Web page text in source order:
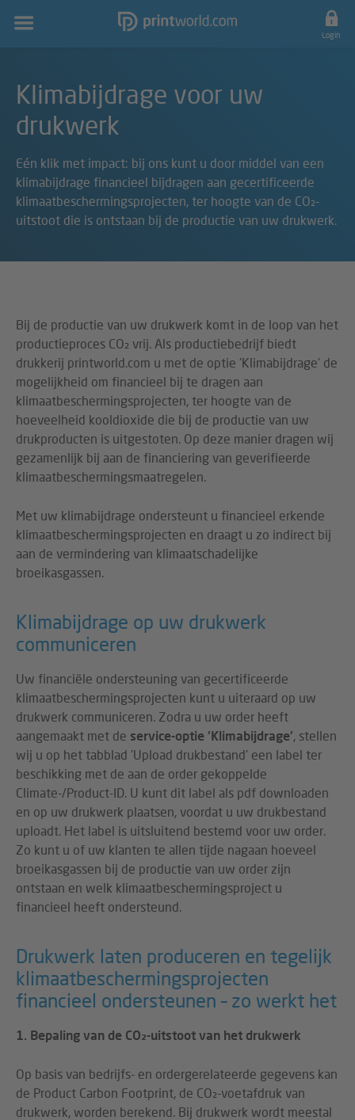
Hoofdnavigatie
Login
Klimabijdrage voor uw
drukwerk
Eén klik met impact: bij ons kunt u door middel van een
klimabijdrage financieel bijdragen aan gecertificeerde
klimaatbeschermingsprojecten, ter hoogte van de CO₂-
uitstoot die is ontstaan bij de productie van uw drukwerk.
Bij de productie van uw drukwerk komt in de loop van het
productieproces CO₂ vrij. Als productiebedrijf biedt
drukkerij printworld.com u met de optie 'Klimabijdrage' de
mogelijkheid om financieel bij te dragen aan
klimaatbeschermingsprojecten, ter hoogte van de
hoeveelheid kooldioxide die bij de productie van uw
drukproducten is uitgestoten. Op deze manier dragen wij
gezamenlijk bij aan de financiering van geverifieerde
klimaatbeschermingsmaatregelen.
Met uw klimabijdrage ondersteunt u financieel erkende
klimaatbeschermingsprojecten en draagt u zo indirect bij
aan de vermindering van klimaatschadelijke
broeikasgassen.
Klimabijdrage op uw drukwerk
communiceren
Uw financiële ondersteuning van gecertificeerde
klimaatbeschermingsprojecten kunt u uiteraard op uw
drukwerk communiceren. Zodra u uw order heeft
aangemaakt met de service-optie 'Klimabijdrage', stellen
wij u op het tabblad 'Upload drukbestand' een label ter
beschikking met de aan de order gekoppelde
Climate-/Product-ID. U kunt dit label als pdf downloaden
en op uw drukwerk plaatsen, voordat u uw drukbestand
uploadt. Het label is uitsluitend bestemd voor uw order.
Zo kunt u of uw klanten te allen tijde nagaan hoeveel
broeikasgassen bij de productie van uw order zijn
ontstaan en welk klimaatbeschermingsproject u
financieel heeft ondersteund.
Drukwerk laten produceren en tegelijk
klimaatbeschermingsprojecten
financieel ondersteunen – zo werkt het
1. Bepaling van de CO₂-uitstoot van het drukwerk
Op basis van bedrijfs- en ordergerelateerde gegevens kan
de Product Carbon Footprint, de CO₂-voetafdruk van
drukwerk, worden berekend. Bij drukwerk wordt meestal